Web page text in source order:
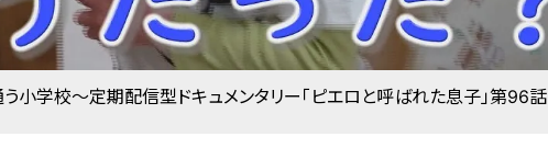
小学校～定期配信型ドキュメンタリー「ピエロと呼ばれた息子」第96話